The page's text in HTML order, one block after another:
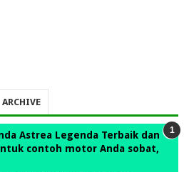
ARCHIVE
Astrea Legenda Terbaik dan
contoh motor Anda sobat,